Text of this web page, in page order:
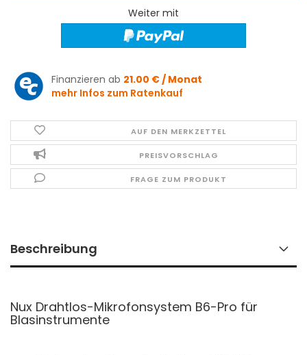
Weiter mit
Finanzieren ab 21.00 € / Monat
mehr Infos zum Ratenkauf
AUF DEN MERKZETTEL
PREISVORSCHLAG
FRAGE ZUM PRODUKT
Beschreibung
Nux Drahtlos-Mikrofonsystem B6-Pro für
Blasinstrumente